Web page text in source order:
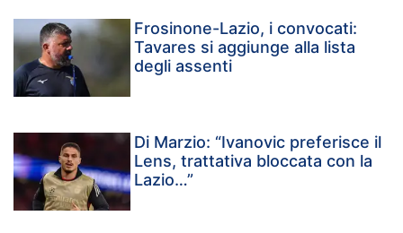
Frosinone-Lazio, i convocati:
Tavares si aggiunge alla lista
degli assenti
Di Marzio: “Ivanovic preferisce il
Lens, trattativa bloccata con la
Lazio…”